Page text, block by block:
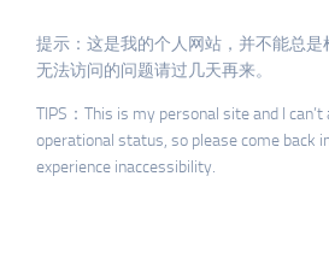
提示：这是我的个人网站，并不能总是
无法访问的问题请过几天再来。
TIPS：This is my personal site and I
operational status, so please come back
experience inaccessibility.